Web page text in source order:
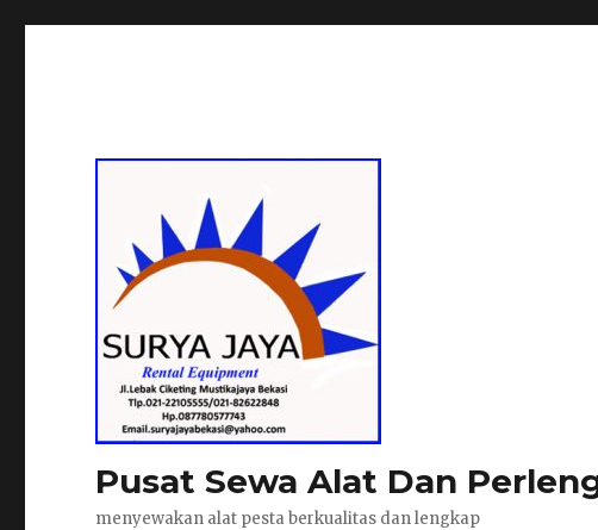
Pusat Sewa Alat Dan
menyewakan alat pesta berkualitas dan lengkap